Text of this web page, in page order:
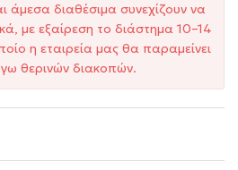
άμεσα διαθέσιμα συνεχίζουν να
με εξαίρεση το διάστημα 10–14
η εταιρεία μας θα παραμείνει
θερινών διακοπών.